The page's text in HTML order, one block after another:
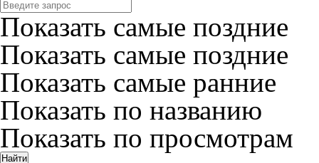
Показать самые поздние
Показать самые поздние
Показать самые ранние
Показать по названию
Показать по просмотрам